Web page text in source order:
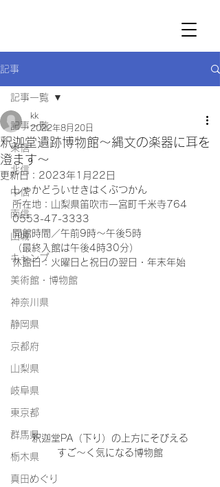
記事
記事一覧
東信
北信
中信
南信
山城
キャンプ
美術館・博物館
神奈川県
静岡県
京都府
山梨県
岐阜県
東京都
群馬県
栃木県
真田めぐり
記事一覧
釈迦堂遺跡博物館～縄文の楽器に耳を
澄ます～
kk
2022年8月20日
更新日： 2023年1月22日
しゃかどういせきはくぶつかん
所在地：山梨県笛吹市一宮町千米寺764
0553-47-3333
開館時間／午前9時～午後5時
（最終入館は午後4時30分）
休館日：火曜日と祝日の翌日・年末年始
釈迦堂PA（下り）の上方にそびえる
すご～く気になる博物館